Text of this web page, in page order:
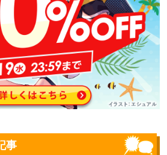
事